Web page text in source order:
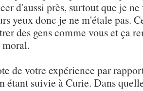
d'aussi près, surtout que je
yeux donc je ne m'étale pas.
des gens comme vous et ça
de votre expérience par
étant suivie à Curie. Dans